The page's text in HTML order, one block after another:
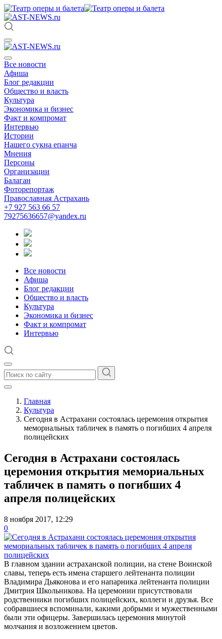
Все новости
Афиша
Блог редакции
Общество и власть
Культура
Экономика и бизнес
Факт и компромат
Интервью
Истории
Нашего сукна епанча
Мнения
Персоны
Организации
Балаган
Фоторепортаж
Православная Астрахань
+7 927 563 66 57
79275636657@yandex.ru
Все новости
Афиша
Блог редакции
Общество и власть
Культура
Экономика и бизнес
Факт и компромат
Интервью
Главная
Культура
Сегодня в Астрахани состоялась церемония открытия
мемориальных табличек в память о погибших 4 апреля
полицейских
Сегодня в Астрахани состоялась
церемония открытия мемориальных
табличек в память о погибших 4
апреля полицейских
8 ноября 2017, 12:29
0
В главном здании астраханской полиции, на стене Воинской
славы, теперь есть имена старшего лейтенанта полиции
Владимира Дьяконова и его напарника лейтенанта полиции
Дмитрия Школьникова. На церемонии присутствовали
родственники погибших полицейских, коллеги и друзья. Все
собравшиеся вспоминали, какими добрыми и мужественными
были эти офицеры. Завершилась церемония минутой
молчания и возложением цветов.